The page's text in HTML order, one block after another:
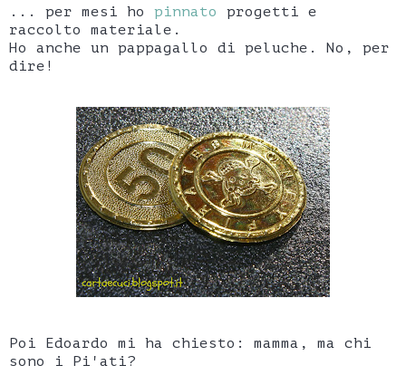
... per mesi ho pinnato
progetti e
raccolto materiale.
Ho anche un pappagallo di peluche. No, per
dire!
Poi Edoardo mi ha chiesto: mamma, ma chi
sono i Pi'ati?